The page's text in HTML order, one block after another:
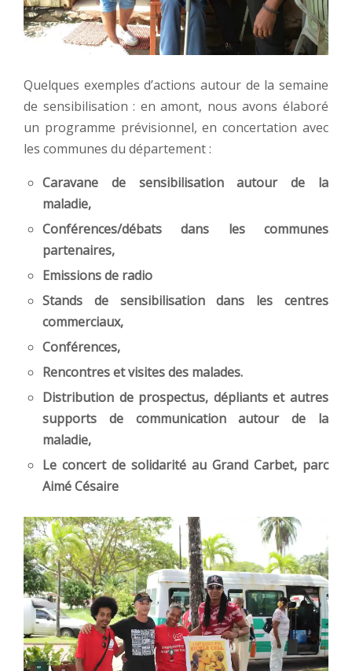
Quelques exemples d’actions autour de la semaine
de sensibilisation : en amont, nous avons élaboré
un programme prévisionnel, en concertation avec
les communes du département :
Caravane de sensibilisation autour de la
maladie,
Conférences/débats dans les communes
partenaires,
Emissions de radio
Stands de sensibilisation dans les centres
commerciaux,
Conférences,
Rencontres et visites des malades.
Distribution de prospectus, dépliants et autres
supports de communication autour de la
maladie,
Le concert de solidarité au Grand Carbet, parc
Aimé Césaire